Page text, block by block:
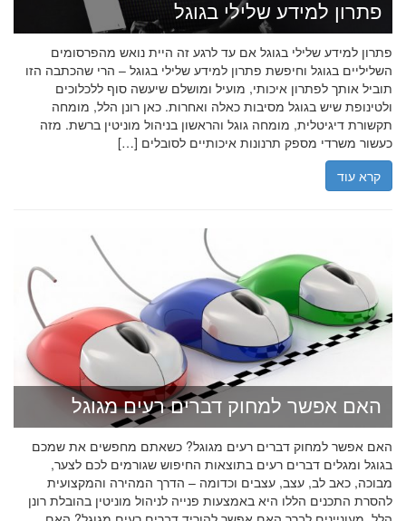
פתרון למידע שלילי בגוגל
פתרון למידע שלילי בגוגל אם עד לרגע זה היית נואש מהפרסומים
השליליים בגוגל וחיפשת פתרון למידע שלילי בגוגל – הרי שהכתבה הזו
תוביל אותך לפתרון איכותי, מועיל ומושלם שיעשה סוף ללכלוכים
ולטינופת שיש בגוגל מסיבות כאלה ואחרות. כאן רונן הלל, מומחה
תקשורת דיגיטלית, מומחה גוגל והראשון בניהול מוניטין ברשת. מזה
כעשור משרדי מספק תרנונות איכותיים לסובלים […]
קרא עוד
האם אפשר למחוק דברים רעים מגוגל
האם אפשר למחוק דברים רעים מגוגל? כשאתם מחפשים את שמכם
בגוגל ומגלים דברים רעים בתוצאות החיפוש שגורמים לכם לצער,
מבוכה, כאב לב, עצב, עצבים וכדומה – הדרך המהירה והמקצועית
להסרת התכנים הללו היא באמצעות פנייה לניהול מוניטין בהובלת רונן